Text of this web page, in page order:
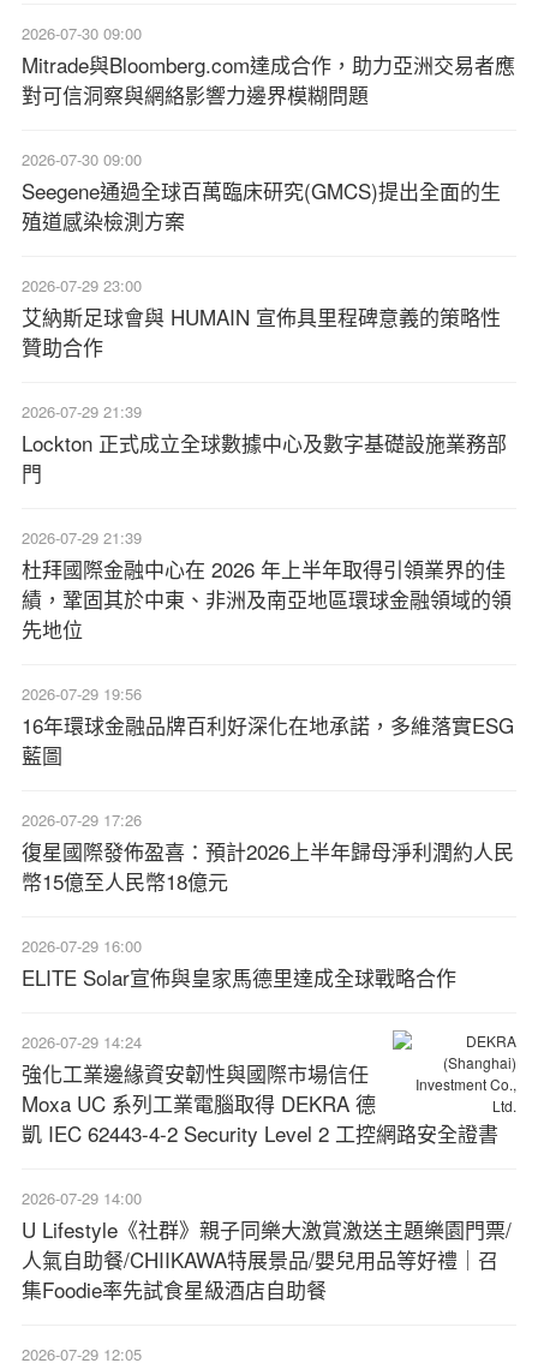
2026-07-30 09:00
Mitrade與Bloomberg.com達成合作，助力亞洲交易者應
對可信洞察與網絡影響力邊界模糊問題
2026-07-30 09:00
Seegene通過全球百萬臨床研究(GMCS)提出全面的生
殖道感染檢測方案‌
2026-07-29 23:00
艾納斯足球會與 HUMAIN 宣佈具里程碑意義的策略性
贊助合作
2026-07-29 21:39
Lockton 正式成立全球數據中心及數字基礎設施業務部
門
2026-07-29 21:39
杜拜國際金融中心在 2026 年上半年取得引領業界的佳
績，鞏固其於中東、非洲及南亞地區環球金融領域的領
先地位
2026-07-29 19:56
16年環球金融品牌百利好深化在地承諾，多維落實ESG
藍圖
2026-07-29 17:26
復星國際發佈盈喜：預計2026上半年歸母淨利潤約人民
幣15億至人民幣18億元
2026-07-29 16:00
ELITE Solar宣佈與皇家馬德里達成全球戰略合作
2026-07-29 14:24
強化工業邊緣資安韌性與國際市場信任
Moxa UC 系列工業電腦取得 DEKRA 德
凱 IEC 62443-4-2 Security Level 2 工控網路安全證書
2026-07-29 14:00
U Lifestyle《社群》親子同樂大激賞激送主題樂園門票/
人氣自助餐/CHIIKAWA特展景品/嬰兒用品等好禮｜召
集Foodie率先試食星級酒店自助餐
2026-07-29 12:05